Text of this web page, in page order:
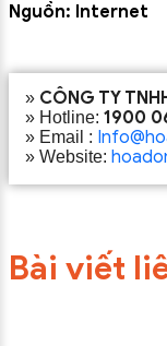
Nguồn: Internet
»CÔNG TY
» Hotline: 1900
» Email :
» Website:
Bài viết